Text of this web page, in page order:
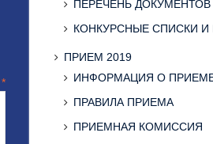
*
ПЕРЕЧЕНЬ ДОКУМЕНТОВ
КОНКУРСНЫЕ СПИСКИ И
ПРИЕМ 2019
ИНФОРМАЦИЯ О
ПРАВИЛА ПРИЕМА
ПРИЕМНАЯ КОМИССИЯ